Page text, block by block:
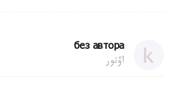
без автора
اۆتور